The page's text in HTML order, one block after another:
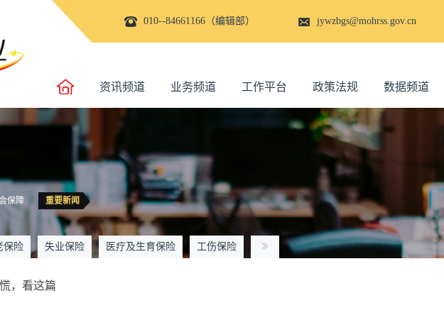
010--84661166（编辑部） jywzbgs@mohrss.gov.cn
资讯频道 业务频道 工作平台 政策法规 数据频道
重要新闻
保障
保险 失业保险 医疗及生育保险 工伤保险
，看这篇